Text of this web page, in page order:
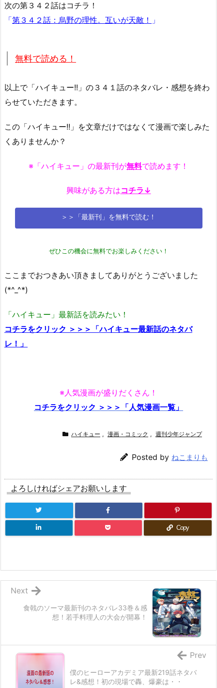
次の第３４２話はコチラ！
「第３４２話：烏野の理性。互いが天敵！ 」
無料で読める！
以上で「ハイキュー!!」の３４１話のネタバレ・感想を終わ
らせていただきます。
この「ハイキュー!!」を文章だけではなくて漫画で楽しみた
くありませんか？
※「ハイキュー」の最新刊が無料で読めます！
興味がある方はコチラ↓
＞＞「最新刊」を無料で読む！
ぜひこの機会に無料でお楽しみください！
ここまでおつきあい頂きましてありがとうございました
(*^_^*)
「ハイキュー」最新話を読みたい！
コチラをクリック ＞＞＞「ハイキュー最新話のネタバ
レ！」
※人気漫画が盛りだくさん！
コチラをクリック ＞＞＞「人気漫画一覧」
ハイキュー , 漫画・コミック , 週刊少年ジャンプ
Posted by ねこまりも
よろしければシェアお願いします
Copy
食戟のソーマ最新刊のネタバレ33巻＆感
想！若手料理人の大会が開幕！
Next
僕のヒーローアカデミア最新219話ネタバ
レ&感想！初の現場で轟、爆豪は・・
Prev